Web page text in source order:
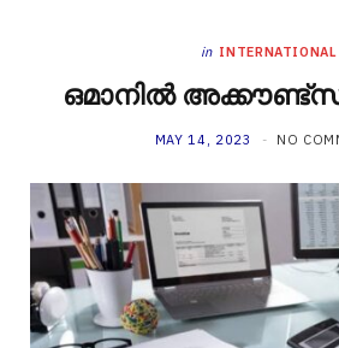
in INTERNATIONAL
ഒമാനിൽ
MAY 14, 2023 NO